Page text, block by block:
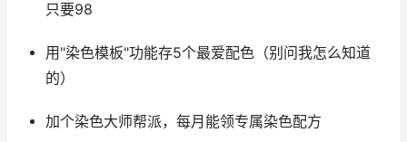
只要98
用"染色模板"功能存5个最爱配色（别问我怎么知道
的）
加个染色大师帮派，每月能领专属染色配方